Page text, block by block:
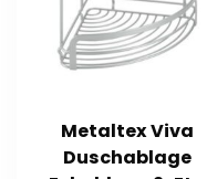
Metaltex Viva
Duschablage